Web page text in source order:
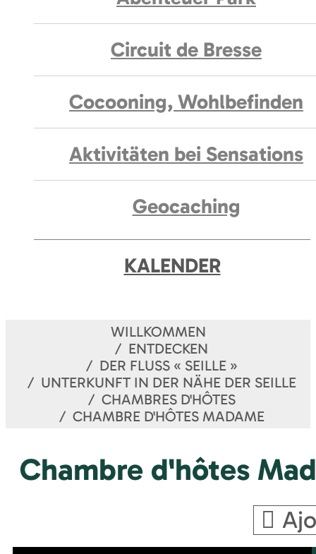
Circuit de Bresse
Cocooning, Wohlbefinden
Aktivitäten bei Sensations
Geocaching
KALENDER
WILLKOMMEN
ENTDECKEN
DER FLUSS « SEILLE »
UNTERKUNFT IN DER NÄHE DER SEILLE
CHAMBRES D'HÔTES
CHAMBRE D'HÔTES MADAME
Chambre d'hôtes